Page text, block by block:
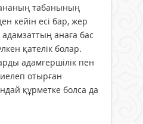
табанының
кейін есі бар, жер
анаға бас
қателік болар.
адамгершілік пен
отырған
құрметке болса да